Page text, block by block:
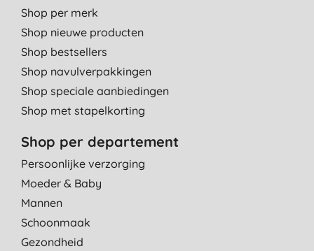
Shop per merk
Shop nieuwe producten
Shop bestsellers
Shop navulverpakkingen
Shop speciale aanbiedingen
Shop met stapelkorting
Shop per departement
Persoonlijke verzorging
Moeder & Baby
Mannen
Schoonmaak
Gezondheid